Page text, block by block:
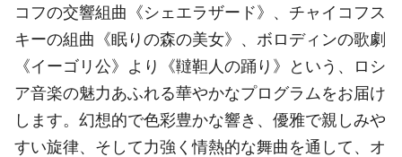
コフの交響組曲《シェエラザード》、チャイコフス
キーの組曲《眠りの森の美女》、ボロディンの歌劇
《イーゴリ公》より《韃靼人の踊り》という、ロシ
ア音楽の魅力あふれる華やかなプログラムをお届け
します。幻想的で色彩豊かな響き、優雅で親しみや
すい旋律、そして力強く情熱的な舞曲を通して、オ